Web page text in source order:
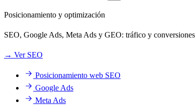
Posicionamiento y optimización
SEO, Google Ads, Meta Ads y GEO: tráfico y
→ Ver SEO
Posicionamiento web SEO
Google Ads
Meta Ads